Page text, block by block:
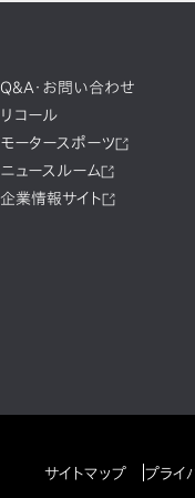
Q&A・お問い合わせ
リコール
モータースポーツ
ニュースルーム
企業情報サイト
サイトマップ プライ